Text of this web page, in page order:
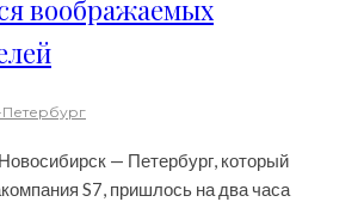
воображаемых
Петербург
— Петербург, который
S7, пришлось на два часа